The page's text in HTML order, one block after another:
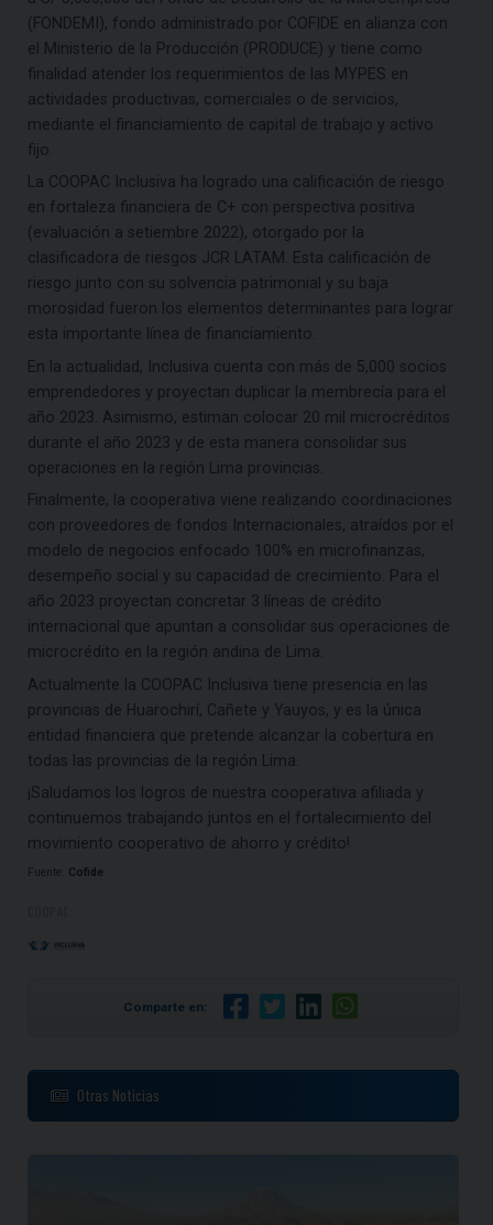
(FONDEMI), fondo administrado por COFIDE en alianza con
el Ministerio de la Producción (PRODUCE) y tiene como
finalidad atender los requerimientos de las MYPES en
actividades productivas, comerciales o de servicios,
mediante el financiamiento de capital de trabajo y activo
fijo.
La COOPAC Inclusiva ha logrado una calificación de riesgo
en fortaleza financiera de C+ con perspectiva positiva
(evaluación a setiembre 2022), otorgado por la
clasificadora de riesgos JCR LATAM. Esta calificación de
riesgo junto con su solvencia patrimonial y su baja
morosidad fueron los elementos determinantes para lograr
esta importante línea de financiamiento.
En la actualidad, Inclusiva cuenta con más de 5,000 socios
emprendedores y proyectan duplicar la membrecía para el
año 2023. Asimismo, estiman colocar 20 mil microcréditos
durante el año 2023 y de esta manera consolidar sus
operaciones en la región Lima provincias.
Finalmente, la cooperativa viene realizando coordinaciones
con proveedores de fondos Internacionales, atraídos por el
modelo de negocios enfocado 100% en microfinanzas,
desempeño social y su capacidad de crecimiento. Para el
año 2023 proyectan concretar 3 líneas de crédito
internacional que apuntan a consolidar sus operaciones de
microcrédito en la región andina de Lima.
Actualmente la COOPAC Inclusiva tiene presencia en las
provincias de Huarochirí, Cañete y Yauyos, y es la única
entidad financiera que pretende alcanzar la cobertura en
todas las provincias de la región Lima.
¡Saludamos los logros de nuestra cooperativa afiliada y
continuemos trabajando juntos en el fortalecimiento del
movimiento cooperativo de ahorro y crédito!
Fuente: Cofide
Comparte en:
Otras Noticias